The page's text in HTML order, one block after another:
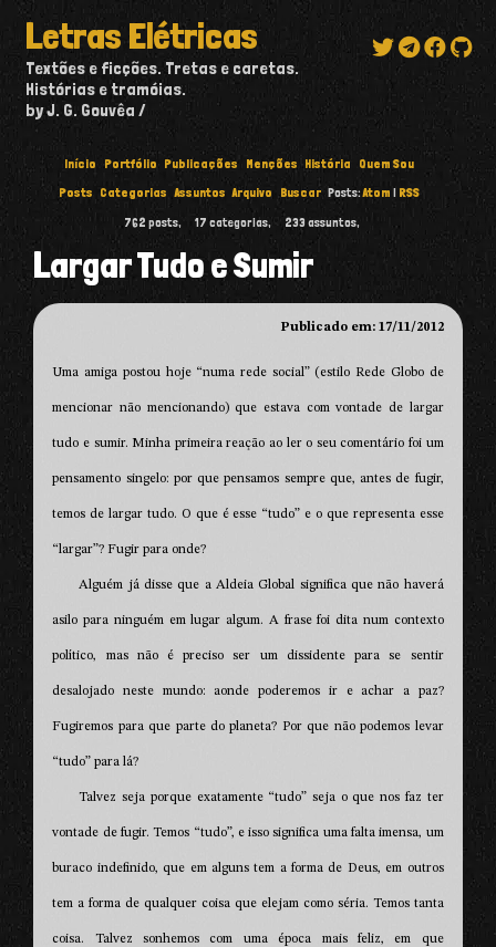
Letras Elétricas
Textões e ficções. Tretas e caretas.
Histórias e tramóias.
by J. G. Gouvêa
Início Portfólio Publicações Menções História
Quem Sou
Posts Categorias Assuntos Arquivo Buscar Posts:Atom | RSS
762 posts, 17 categorias, 233assuntos,
Largar Tudo e Sumir
Publicado em: 17/11/2012
Uma amiga postou hoje “numa rede social” (estilo Rede Globo de
mencionar não mencionando) que estava com vontade de largar
tudo e sumir. Minha primeira reação ao ler o seu comentário foi um
pensamento singelo: por que pensamos sempre que, antes de fugir,
temos de largar tudo. O que é esse “tudo” e o que representa esse
“largar”? Fugir para onde?
Alguém já disse que a Aldeia Global significa que não haverá
asilo para ninguém em lugar algum. A frase foi dita num contexto
político, mas não é preciso ser um dissidente para se sentir
desalojado neste mundo: aonde poderemos ir e achar a paz?
Fugiremos para que parte do planeta? Por que não podemos levar
“tudo” para lá?
Talvez seja porque exatamente “tudo” seja o que nos faz ter
vontade de fugir. Temos “tudo”, e isso significa uma falta imensa, um
buraco indefinido, que em alguns tem a forma de Deus, em outros
tem a forma de qualquer coisa que elejam como séria. Temos tanta
coisa. Talvez sonhemos com uma época mais feliz, em que